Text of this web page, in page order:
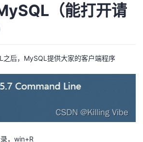
（能打开请
之后，MySQL提供大家的客户端程序
，win+R